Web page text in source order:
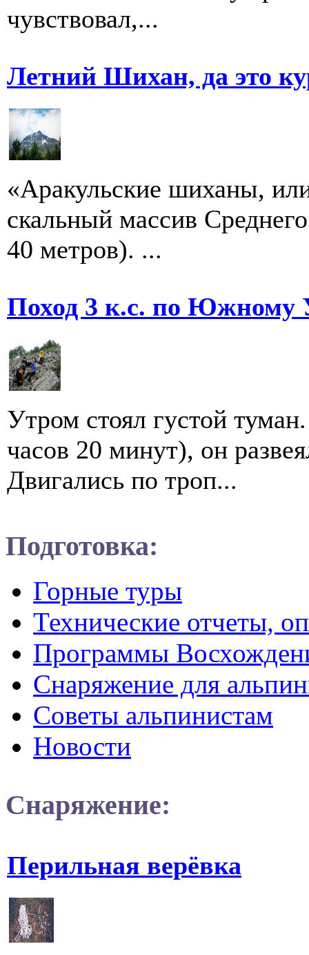
чувствовал,...
Летний Шихан, да это
«Аракульские шиханы,
скальный массив
40 метров). ...
Поход 3 к.с. по Южному
Утром стоял густой
часов 20 минут), он
Двигались по троп...
Подготовка:
Горные туры
Технические отчеты,
Программы
Снаряжение для
Советы альпинистам
Новости
Снаряжение:
Перильная верёвка